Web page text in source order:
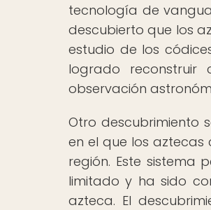
tecnología de
descubierto que los
estudio de los
logrado reconstruir
observación
Otro descubrimiento
en el que los aztecas
región. Este sistema
limitado y ha sido
azteca. El